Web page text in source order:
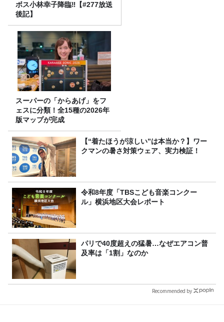
ボス小林幸子降臨‼【#277放送
後記】
スーパーの「からあげ」をフ
ェスに分類！全15種の2026年
版マップが完成
【“着たほうが涼しい”は本当か？】ワー
クマンの暑さ対策ウェア、実力検証！
令和8年度「TBSこども音楽コンクー
ル」横浜地区大会レポート
パリで40度超えの猛暑…なぜエアコン普
及率は「1割」なのか
Recommended by